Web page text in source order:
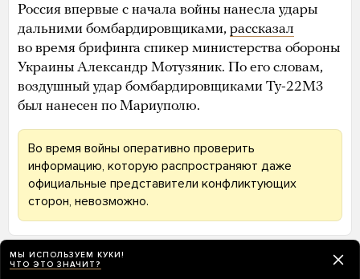
Россия впервые с начала войны нанесла удары
дальними бомбардировщиками, рассказал
во время брифинга спикер министерства обороны
Украины Александр Мотузяник. По его словам,
воздушный удар бомбардировщиками Ту-22М3
был нанесен по Мариуполю.
Во время войны оперативно проверить
информацию, которую распространяют даже
официальные представители конфликтующих
сторон, невозможно.
4 года назад
МЫ ИСПОЛЬЗУЕМ КУКИ!
ЧТО ЭТО ЗНАЧИТ?